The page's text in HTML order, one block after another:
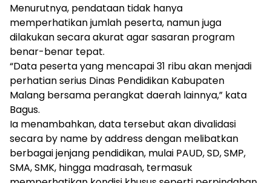
Menurutnya, pendataan tidak hanya
memperhatikan jumlah peserta, namun juga
dilakukan secara akurat agar sasaran program
benar-benar tepat.
“Data peserta yang mencapai 31 ribu akan menjadi
perhatian serius Dinas Pendidikan Kabupaten
Malang bersama perangkat daerah lainnya,” kata
Bagus.
Ia menambahkan, data tersebut akan divalidasi
secara by name by address dengan melibatkan
berbagai jenjang pendidikan, mulai PAUD, SD, SMP,
SMA, SMK, hingga madrasah, termasuk